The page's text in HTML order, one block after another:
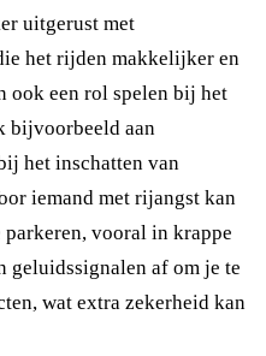
uitgerust met
het rijden makkelijker en
ook een rol spelen bij het
bijvoorbeeld aan
het inschatten van
iemand met rijangst kan
vooral in krappe
geluidssignalen af om je te
wat extra zekerheid kan